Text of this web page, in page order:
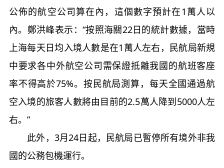
公佈的航空公司算在內，這個數字預計在1萬人以
內。鄭洪峰表示：“按照海關22日的統計數據，當時
上海每天日均入境人數是在1萬人左右，民航局新規
中要求各中外航空公司需保證抵離我國的航班客座
率不得高於75%。按民航局測算，每天全國通過航
空入境的旅客人數將由目前的2.5萬人降到5000人左
右。”
此外，3月24日起，民航局已暫停所有境外非我
國的公務包機運行。